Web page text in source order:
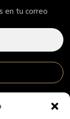
en tu correo